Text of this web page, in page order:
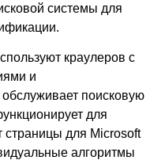
системы для
краулеров с
и
поисковую
для
страницы для Microsoft
алгоритмы